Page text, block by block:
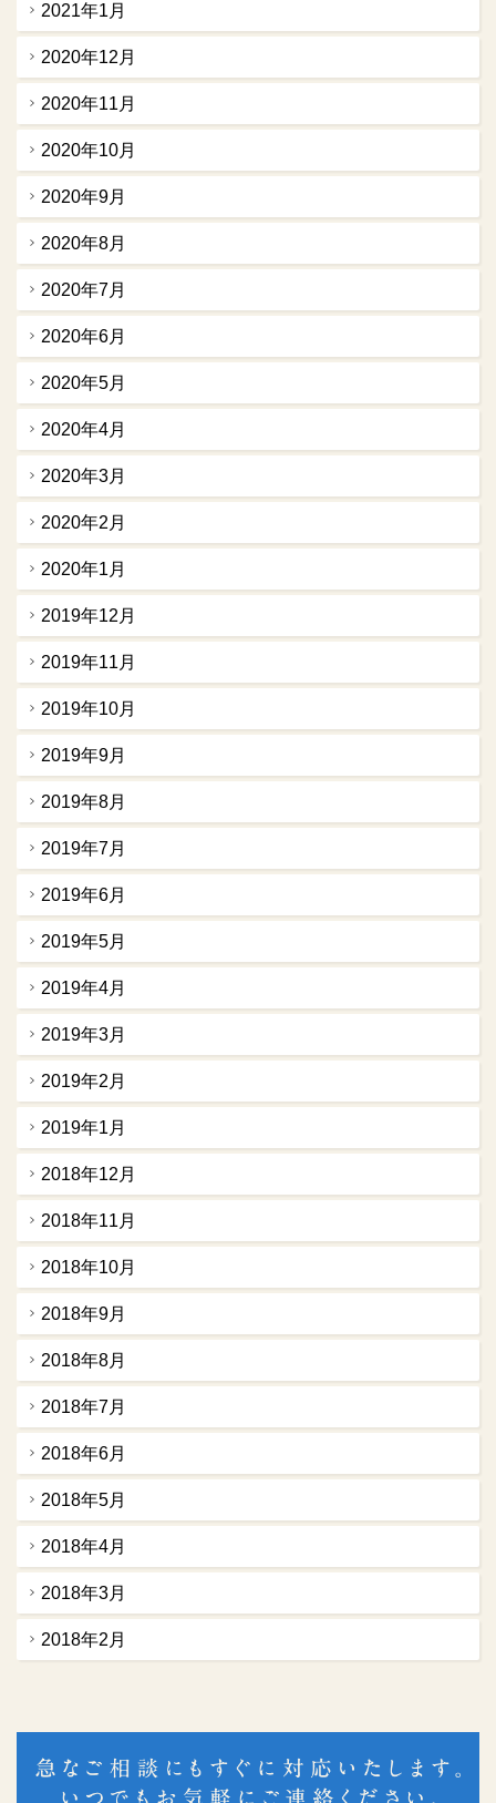
2021年1月
2020年12月
2020年11月
2020年10月
2020年9月
2020年8月
2020年7月
2020年6月
2020年5月
2020年4月
2020年3月
2020年2月
2020年1月
2019年12月
2019年11月
2019年10月
2019年9月
2019年8月
2019年7月
2019年6月
2019年5月
2019年4月
2019年3月
2019年2月
2019年1月
2018年12月
2018年11月
2018年10月
2018年9月
2018年8月
2018年7月
2018年6月
2018年5月
2018年4月
2018年3月
2018年2月